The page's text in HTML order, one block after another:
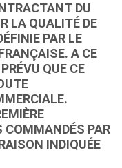
DU
LA QUALITÉ DE
PAR LE
A CE
QUE CE
COMMANDÉS PAR
INDIQUÉE